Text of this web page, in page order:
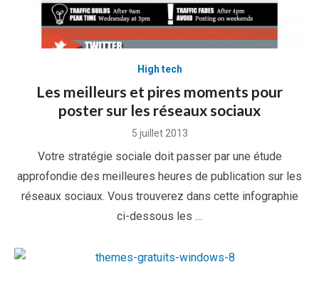
High tech
Les meilleurs et pires moments pour
poster sur les réseaux sociaux
Posted
5 juillet 2013
Votre stratégie sociale doit passer par une étude
approfondie des meilleures heures de publication sur les
réseaux sociaux. Vous trouverez dans cette infographie
ci-dessous les …